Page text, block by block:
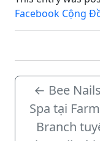
nhắn tin qua số điện
Facebook Cộng
← Bee
Spa tại
Branch